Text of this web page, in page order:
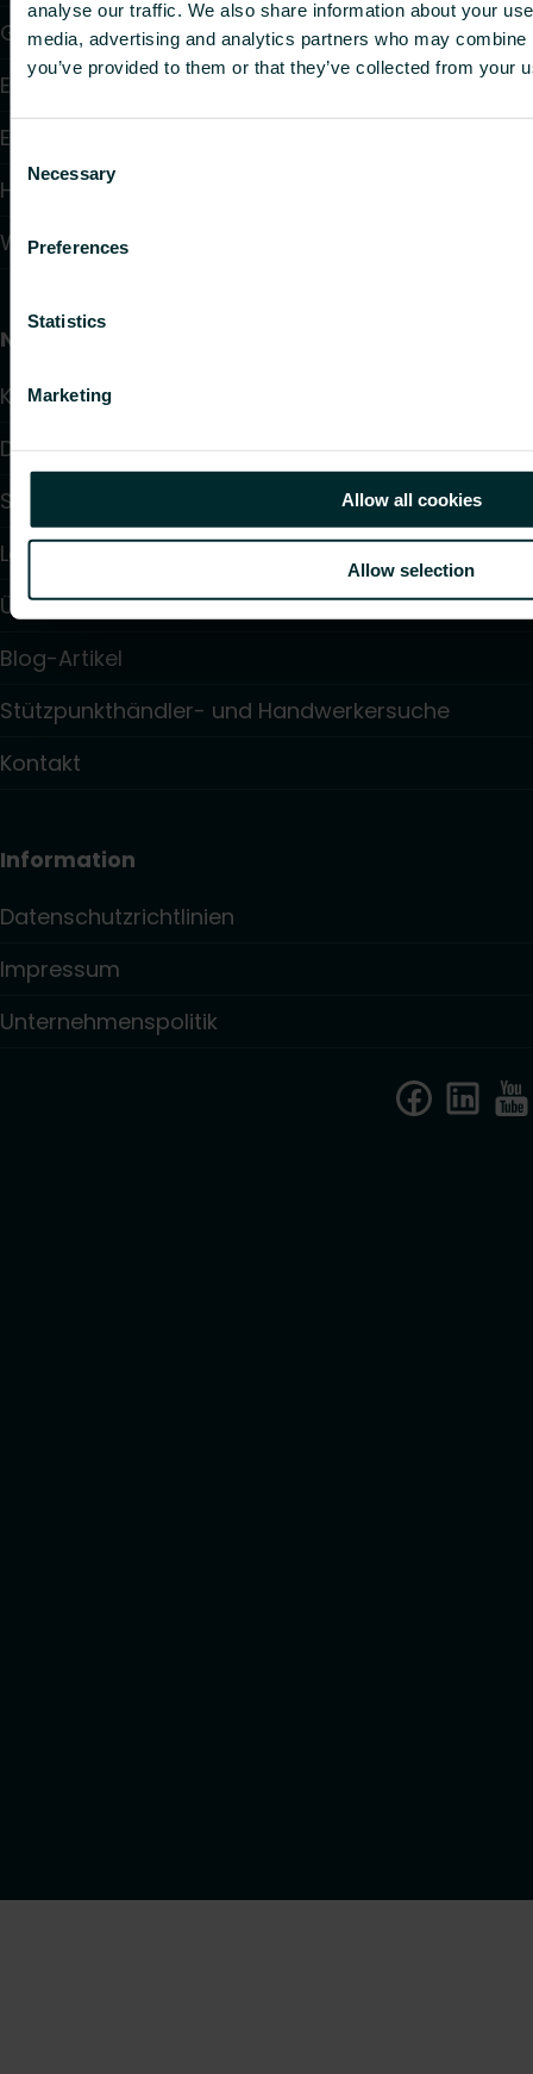
analyse our traffic. We also share information about your
media, advertising and analytics partners who may
you’ve provided to them or that they’ve collected from your
Consent
Selection
Necessary
Preferences
Statistics
Marketing
Allow all cookies
Allow selection
Gebläsekonvektoren
Elektroheizung
Elektronische Regelungen
Hydraulische Regelungen
Wandheizung und -kühlung
Nützliche Links
Kalulator
Downloads
Service & Support
Lösungen
Über uns
Blog-Artikel
Stützpunkthändler- und Handwerkersuche
Kontakt
Information
Datenschutzrichtlinien
Impressum
Unternehmenspolitik